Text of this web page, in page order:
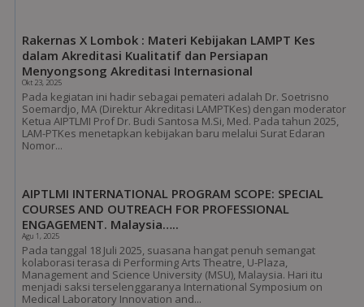
Rakernas X Lombok : Materi Kebijakan LAMPT Kes
dalam Akreditasi Kualitatif dan Persiapan
Menyongsong Akreditasi Internasional
Okt 23, 2025
Pada kegiatan ini hadir sebagai pemateri adalah Dr. Soetrisno
Soemardjo, MA (Direktur Akreditasi LAMPTKes) dengan moderator
Ketua AIPTLMI Prof Dr. Budi Santosa M.Si, Med. Pada tahun 2025,
LAM-PTKes menetapkan kebijakan baru melalui Surat Edaran
Nomor...
AIPTLMI INTERNATIONAL PROGRAM SCOPE: SPECIAL
COURSES AND OUTREACH FOR PROFESSIONAL
ENGAGEMENT. Malaysia…..
Agu 1, 2025
Pada tanggal 18 Juli 2025, suasana hangat penuh semangat
kolaborasi terasa di Performing Arts Theatre, U-Plaza,
Management and Science University (MSU), Malaysia. Hari itu
menjadi saksi terselenggaranya International Symposium on
Medical Laboratory Innovation and...